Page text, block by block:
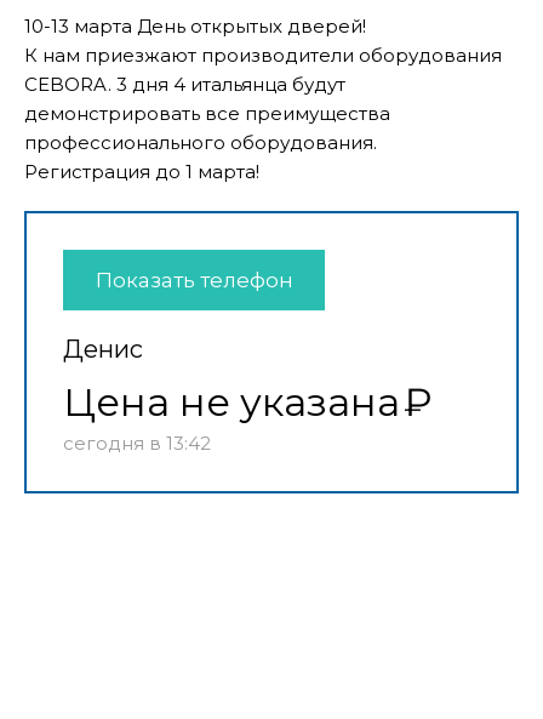
10-13 марта День открытых дверей!
К нам приезжают производители оборудования
CEBORA. 3 дня 4 итальянца будут
демонстрировать все преимущества
профессионального оборудования.
Регистрация до 1 марта!
Показать телефон
Денис
Цена не указана
сегодня в 13:42